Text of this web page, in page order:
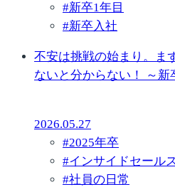
#新卒1年目
#新卒入社
不安は挑戦の始まり。ま
ないと分からない！ ～新
2026.05.27
#2025年卒
#インサイドセール
#社員の日常